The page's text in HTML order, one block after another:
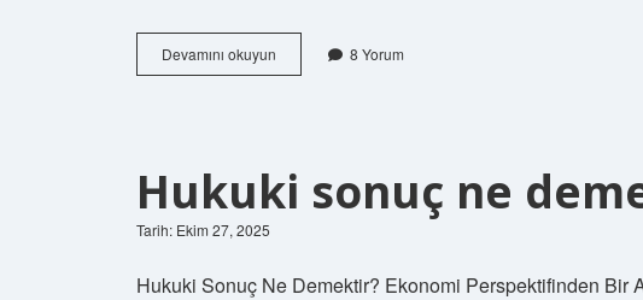
Devamını okuyun
göç
8 Yorum
Hukuki sonuç ne
Tarih: Ekim 27, 2025
Hukuki Sonuç Ne Demektir? Ekonomi Perspektifinden Bir